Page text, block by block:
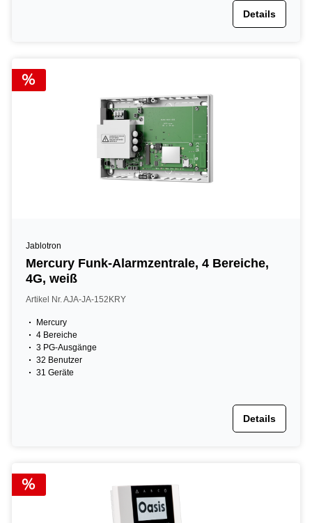
Details
Jablotron
Mercury Funk-Alarmzentrale, 4 Bereiche,
4G, weiß
Artikel Nr. AJA-JA-152KRY
Mercury
4 Bereiche
3 PG-Ausgänge
32 Benutzer
31 Geräte
Details